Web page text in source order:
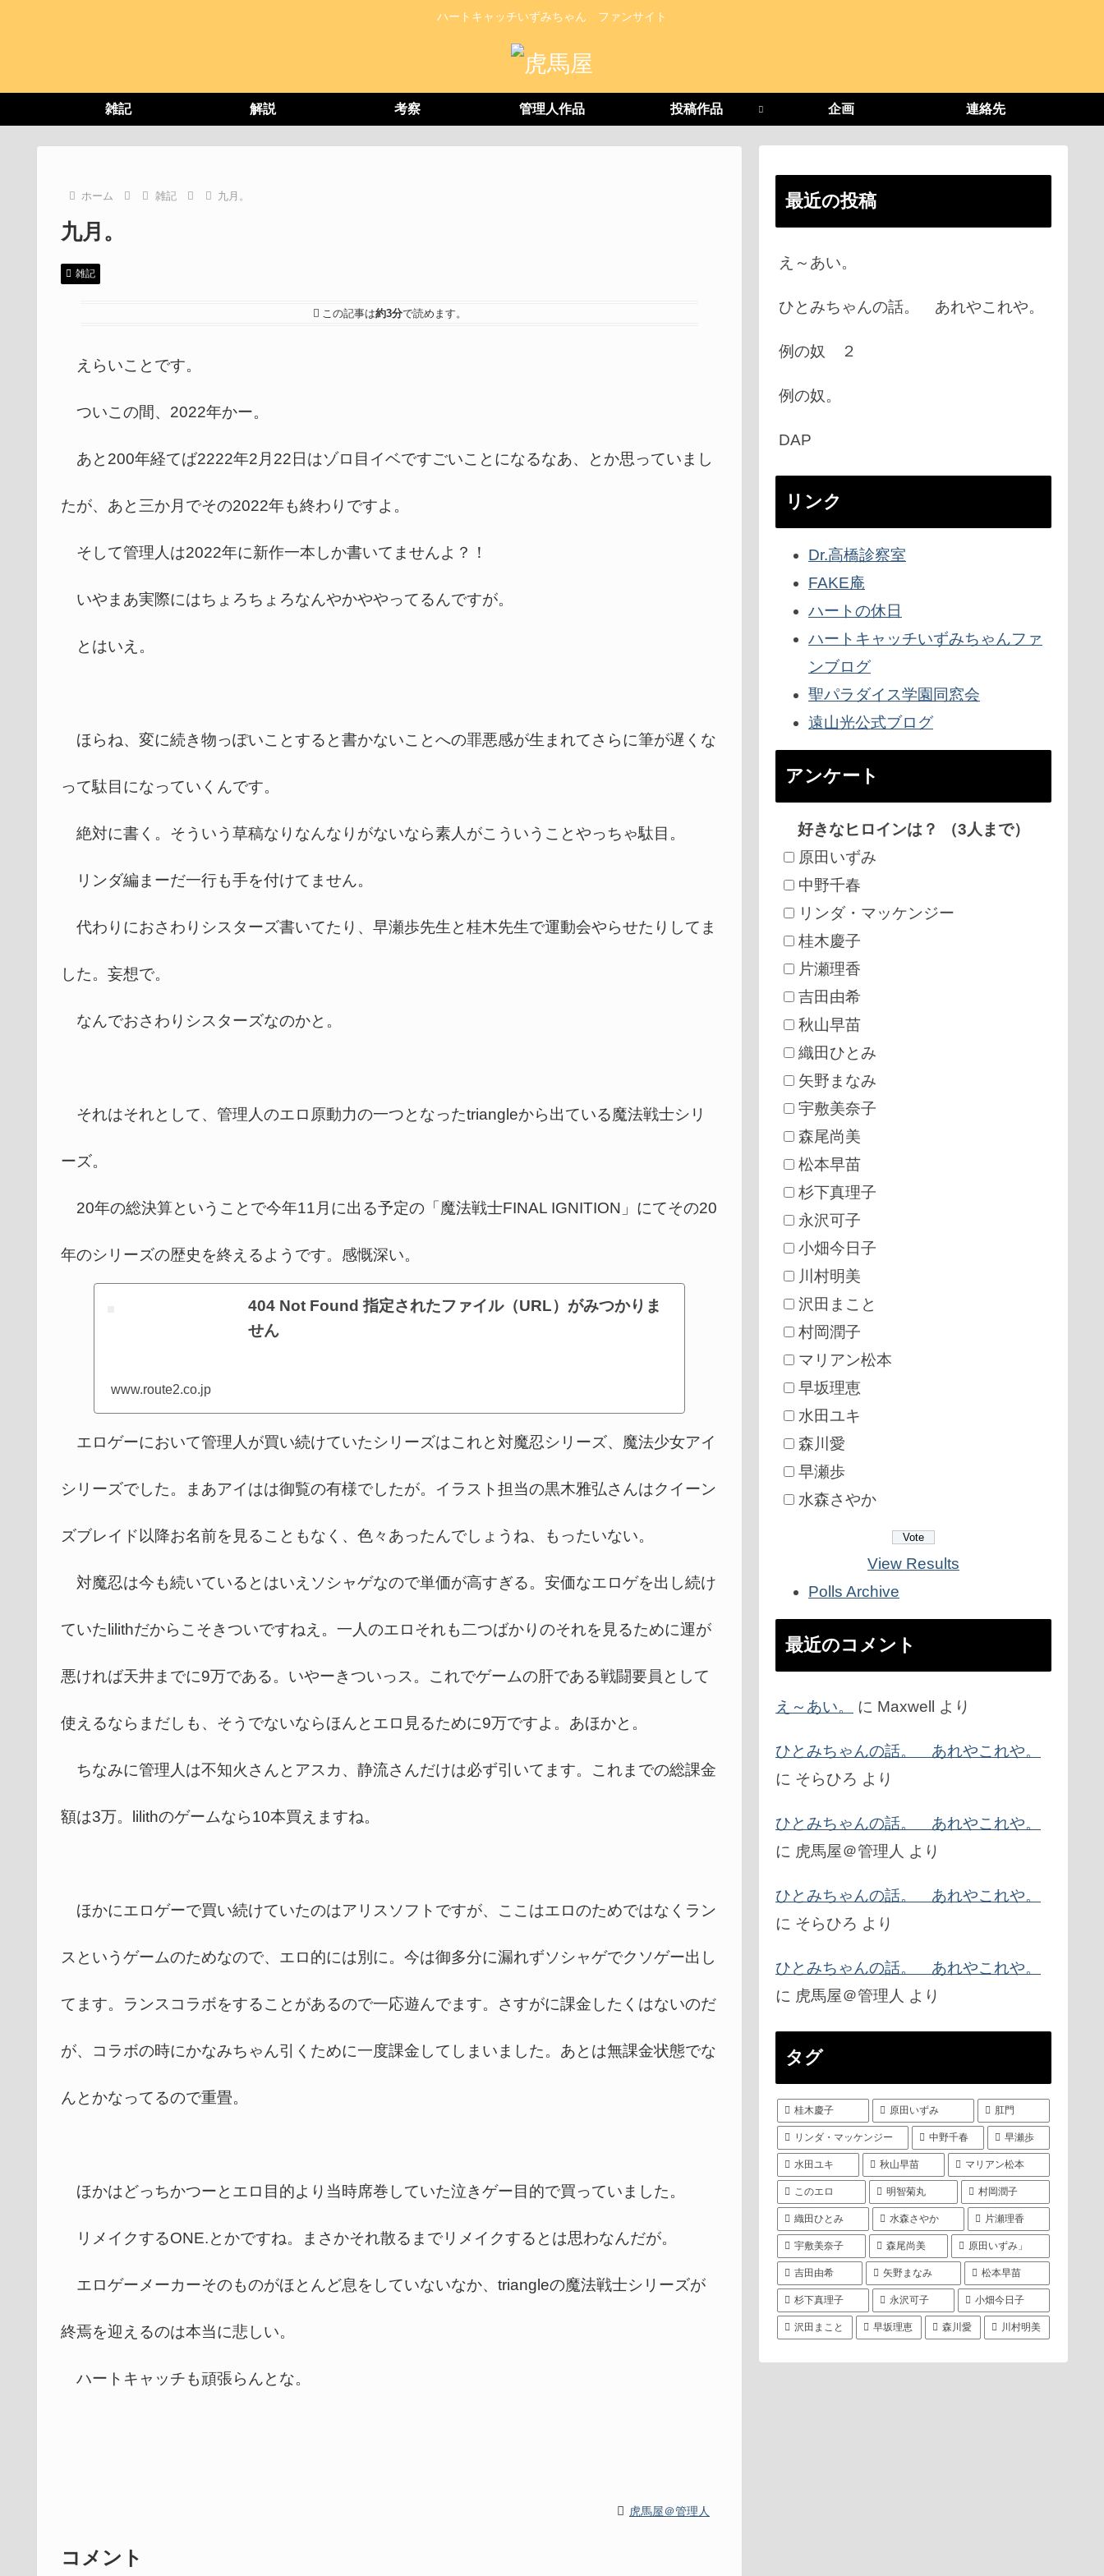
ハートキャッチいずみちゃん ファンサイト
雑記 解説 考察 管理人作品 投稿作品 企画 連絡先
ホーム 雑記 九月。
九月。
雑記
この記事は約3分で読めます。
えらいことです。
ついこの間、2022年かー。
あと200年経てば2222年2月22日はゾロ目イベですごいことになるなあ、とか思っていまし
たが、あと三か月でその2022年も終わりですよ。
そして管理人は2022年に新作一本しか書いてませんよ？！
いやまあ実際にはちょろちょろなんやかややってるんですが。
とはいえ。
ほらね、変に続き物っぽいことすると書かないことへの罪悪感が生まれてさらに筆が遅くな
って駄目になっていくんです。
絶対に書く。そういう草稿なりなんなりがないなら素人がこういうことやっちゃ駄目。
リンダ編まーだ一行も手を付けてません。
代わりにおさわりシスターズ書いてたり、早瀬歩先生と桂木先生で運動会やらせたりしてま
した。妄想で。
なんでおさわりシスターズなのかと。
それはそれとして、管理人のエロ原動力の一つとなったtriangleから出ている魔法戦士シリ
ーズ。
20年の総決算ということで今年11月に出る予定の「魔法戦士FINAL IGNITION」にてその20
年のシリーズの歴史を終えるようです。感慨深い。
404 Not Found 指定されたファイル（URL）がみつかりま
せん
www.route2.co.jp
エロゲーにおいて管理人が買い続けていたシリーズはこれと対魔忍シリーズ、魔法少女アイ
シリーズでした。まあアイはは御覧の有様でしたが。イラスト担当の黒木雅弘さんはクイーン
ズブレイド以降お名前を見ることもなく、色々あったんでしょうね、もったいない。
対魔忍は今も続いているとはいえソシャゲなので単価が高すぎる。安価なエロゲを出し続け
ていたlilithだからこそきついですねえ。一人のエロそれも二つばかりのそれを見るために運が
悪ければ天井までに9万である。いやーきついっス。これでゲームの肝である戦闘要員として
使えるならまだしも、そうでないならほんとエロ見るために9万ですよ。あほかと。
ちなみに管理人は不知火さんとアスカ、静流さんだけは必ず引いてます。これまでの総課金
額は3万。lilithのゲームなら10本買えますね。
ほかにエロゲーで買い続けていたのはアリスソフトですが、ここはエロのためではなくラン
スというゲームのためなので、エロ的には別に。今は御多分に漏れずソシャゲでクソゲー出し
てます。ランスコラボをすることがあるので一応遊んでます。さすがに課金したくはないのだ
が、コラボの時にかなみちゃん引くために一度課金してしまいました。あとは無課金状態でな
んとかなってるので重畳。
ほかはどっちかつーとエロ目的より当時席巻していた泣きゲー目的で買っていました。
リメイクするONE.とかですね。まさかそれ散るまでリメイクするとは思わなんだが。
エロゲーメーカーそのものがほとんど息をしていないなか、triangleの魔法戦士シリーズが
終焉を迎えるのは本当に悲しい。
ハートキャッチも頑張らんとな。
虎馬屋＠管理人
コメント
最近の投稿
え～あい。
ひとみちゃんの話。 あれやこれや。
例の奴 ２
例の奴。
DAP
リンク
Dr.高橋診察室
FAKE庵
ハートの休日
ハートキャッチいずみちゃんファ
ンブログ
聖パラダイス学園同窓会
遠山光公式ブログ
アンケート
好きなヒロインは？ （3人まで）
原田いずみ
中野千春
リンダ・マッケンジー
桂木慶子
片瀬理香
吉田由希
秋山早苗
織田ひとみ
矢野まなみ
宇敷美奈子
森尾尚美
松本早苗
杉下真理子
永沢可子
小畑今日子
川村明美
沢田まこと
村岡潤子
マリアン松本
早坂理恵
水田ユキ
森川愛
早瀬歩
水森さやか
View Results
Polls Archive
最近のコメント
え～あい。 に Maxwell より
ひとみちゃんの話。 あれやこれや。
に そらひろ より
ひとみちゃんの話。 あれやこれや。
に 虎馬屋＠管理人 より
ひとみちゃんの話。 あれやこれや。
に そらひろ より
ひとみちゃんの話。 あれやこれや。
に 虎馬屋＠管理人 より
タグ
桂木慶子 原田いずみ 肛門
リンダ・マッケンジー 中野千春 早瀬歩
水田ユキ 秋山早苗 マリアン松本
このエロ 明智菊丸 村岡潤子
織田ひとみ 水森さやか 片瀬理香
宇敷美奈子 森尾尚美 原田いずみ」
吉田由希 矢野まなみ 松本早苗
杉下真理子 永沢可子 小畑今日子
沢田まこと 早坂理恵 森川愛 川村明美